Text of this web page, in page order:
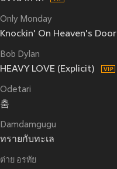
Only Monday
Knockin' On Heaven's Door
Bob Dylan
HEAVY LOVE (Explicit)
Odetari
춤
Damdamgugu
ทรายกับทะเล
ต่าย อรทัย